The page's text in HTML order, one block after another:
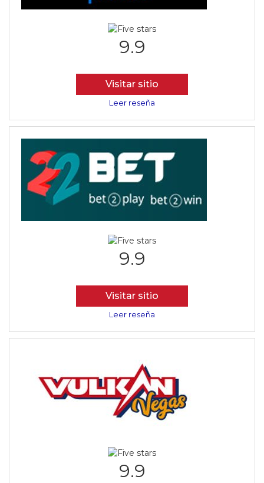
9.9
Visitar sitio
Leer reseña
9.9
Visitar sitio
Leer reseña
9.9